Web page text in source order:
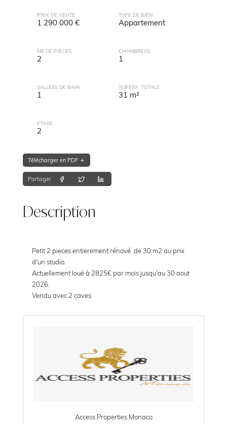
PRIX DE VENTE
1 290 000 €
TYPE DE BIEN
Appartement
NB DE PIÈCES
2
CHAMBRE(S)
1
SALLE(S) DE BAIN
1
SUPERF. TOTALE
31 m²
ÉTAGE
2
Télécharger en PDF
Partager
Description
Petit 2 pieces entierement rénové de 30 m2 au prix
d'un studio.
Actuellement loué à 2825€ par mois jusqu'au 30 aout
2026.
Vendu avec 2 caves
Access Properties Monaco